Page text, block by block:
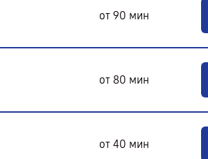
от 90 мин
от 80 мин
от 40 мин